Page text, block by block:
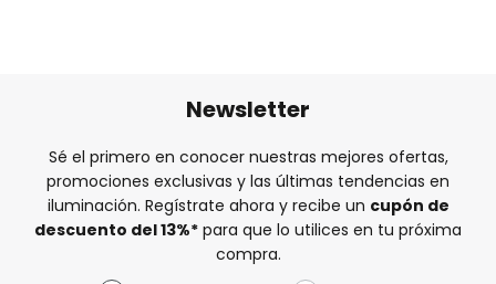
Newsletter
Sé el primero en conocer nuestras mejores ofertas,
promociones exclusivas y las últimas tendencias en
iluminación. Regístrate ahora y recibe un cupón de
descuento del13%* para que lo utilices en tu próxima
compra.